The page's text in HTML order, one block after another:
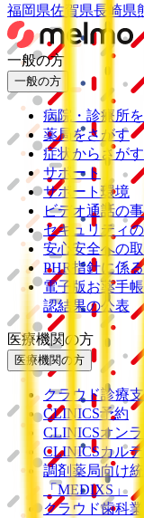
福岡県佐賀県長崎県
一般の方
一般の方
病院・診療所
薬局をさがす
症状からさがす
サポート
サポート環境
ビデオ通話の
セキュリティ
安心安全への
PHR指針に係
電子版お薬手
認結果の公表
医療機関の方
医療機関の方
クラウド診療
CLINICS予約
CLINICSオン
CLINICSカルテ
調剤薬局向け
「MEDIXS」
クラウド歯科